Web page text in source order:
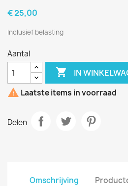
€ 25,00
Inclusief belasting
Aantal
 IN
 Laatste items in voorraad
Delen
Omschrijving